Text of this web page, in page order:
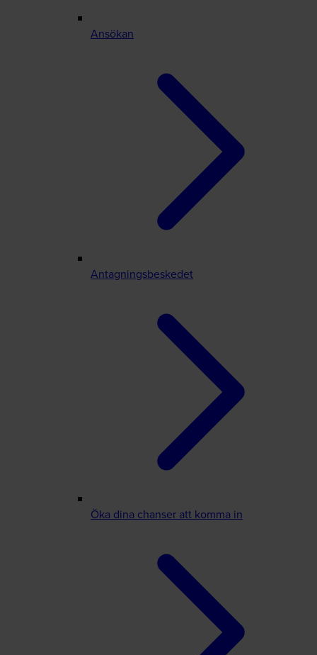
Ansökan
Antagningsbeskedet
Öka dina chanser att komma in